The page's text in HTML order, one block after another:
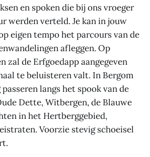
en spoken die bij ons vroeger
werden verteld. Je kan in jouw
eigen tempo het parcours van de
afleggen. Op
zal de Erfgoedapp aangegeven
te beluisteren valt. In Bergom
langs het spook van de
Dette, Witbergen, de Blauwe
in het Hertberggebied,
Voorzie stevig schoeisel